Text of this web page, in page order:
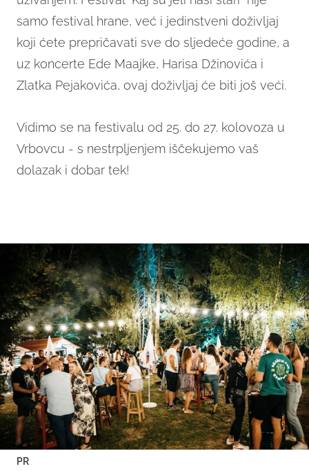
samo festival hrane, već i jedinstveni doživljaj
koji ćete prepričavati sve do sljedeće godine, a
uz koncerte Ede Maajke, Harisa Džinovića i
Zlatka Pejakovića, ovaj doživljaj će biti još veći.
Vidimo se na festivalu od 25. do 27. kolovoza u
Vrbovcu - s nestrpljenjem iščekujemo vaš
dolazak i dobar tek!
PR